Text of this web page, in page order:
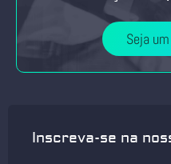
Seja
Inscreva-se na